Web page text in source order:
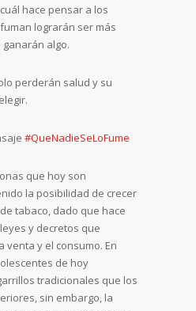
hace pensar a los
lograrán ser más
algo.
perderán salud y su
#QueNadieSeLoFume
que hoy son
la posibilidad de crecer
tabaco, dado que hace
y decretos que
venta y el consumo. En
de hoy
tradicionales que los
sin embargo, la